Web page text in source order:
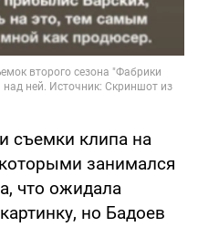
съемки клипа на
занимался
что ожидала
но Бадоев